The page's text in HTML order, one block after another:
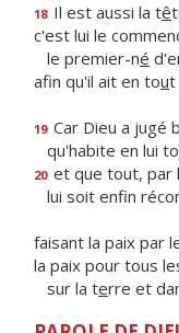
18 Il est aussi la tê
c'est lui le
le premier-né
afin qu'il ait en tout
19 Car Dieu a jugé
qu'habite en lui to
20 et que tout, par
lui soit enfn
faisant la paix par
la paix pour tous
sur la terre et